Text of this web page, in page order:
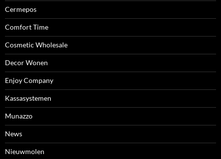
Cermepos
Comfort Time
Cosmetic Wholesale
Decor Wonen
Enjoy Company
Kassasystemen
Munazzo
News
Nieuwmolen